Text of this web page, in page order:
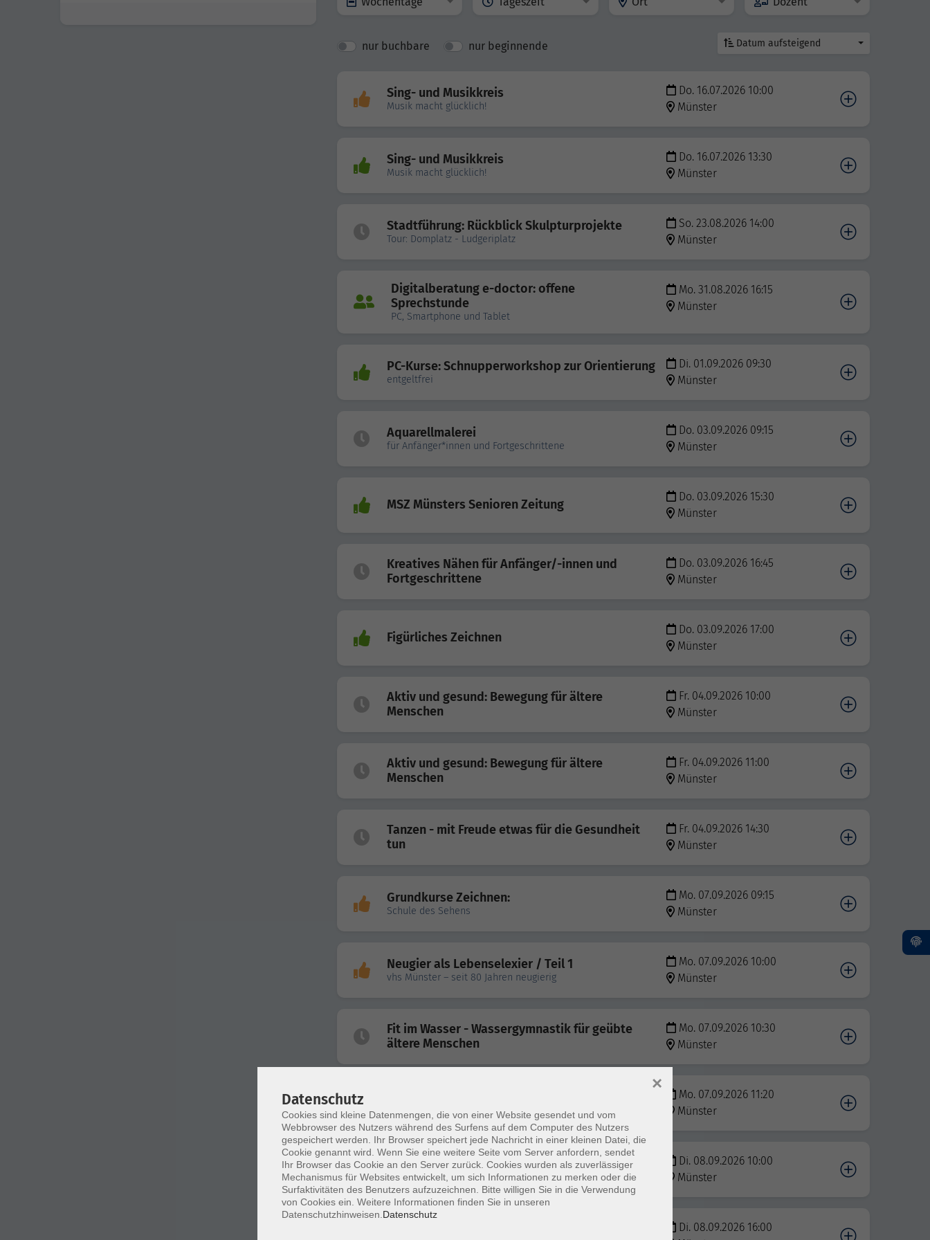
nur buchbare nur beginnende Datum aufsteigend
Sing- und Musikkreis
Musik macht glücklich!
Do. 16.07.2026 10:00
Münster
Sing- und Musikkreis
Musik macht glücklich!
Do. 16.07.2026 13:30
Münster
Stadtführung: Rückblick Skulpturprojekte
Tour: Domplatz - Ludgeriplatz
So. 23.08.2026 14:00
Münster
Digitalberatung e-doctor: offene
Sprechstunde
PC, Smartphone und Tablet
Mo. 31.08.2026 16:15
Münster
PC-Kurse: Schnupperworkshop zur Orientierung
entgeltfrei
Di. 01.09.2026 09:30
Münster
Aquarellmalerei
für Anfänger*innen und Fortgeschrittene
Do. 03.09.2026 09:15
Münster
MSZ Münsters Senioren Zeitung
Do. 03.09.2026 15:30
Münster
Kreatives Nähen für Anfänger/-innen und
Fortgeschrittene
Do. 03.09.2026 16:45
Münster
Figürliches Zeichnen
Do. 03.09.2026 17:00
Münster
Aktiv und gesund: Bewegung für ältere
Menschen
Fr. 04.09.2026 10:00
Münster
Aktiv und gesund: Bewegung für ältere
Menschen
Fr. 04.09.2026 11:00
Münster
Tanzen - mit Freude etwas für die Gesundheit
tun
Fr. 04.09.2026 14:30
Münster
Grundkurse Zeichnen:
Schule des Sehens
Mo. 07.09.2026 09:15
Münster
Neugier als Lebenselexier / Teil 1
vhs Münster – seit 80 Jahren neugierig
Mo. 07.09.2026 10:00
Münster
Fit im Wasser - Wassergymnastik für geübte
ältere Menschen
Mo. 07.09.2026 10:30
Münster
ältere Menschen
Mo. 07.09.2026 11:20
Münster
Aktiv und gesund: Bewegung für ältere
Menschen
Di. 08.09.2026 10:00
Münster
Di. 08.09.2026 16:00
Datenschutz
Cookies sind kleine Datenmengen, die von einer Website gesendet und vom
Webbrowser des Nutzers während des Surfens auf dem Computer des Nutzers
gespeichert werden. Ihr Browser speichert jede Nachricht in einer kleinen Datei, die
Cookie genannt wird. Wenn Sie eine weitere Seite vom Server anfordern, sendet
Ihr Browser das Cookie an den Server zurück. Cookies wurden als zuverlässiger
Mechanismus für Websites entwickelt, um sich Informationen zu merken oder die
Surfaktivitäten des Benutzers aufzuzeichnen. Bitte willigen Sie in die Verwendung
von Cookies ein. Weitere Informationen finden Sie in unseren
Datenschutzhinweisen. Datenschutz
×